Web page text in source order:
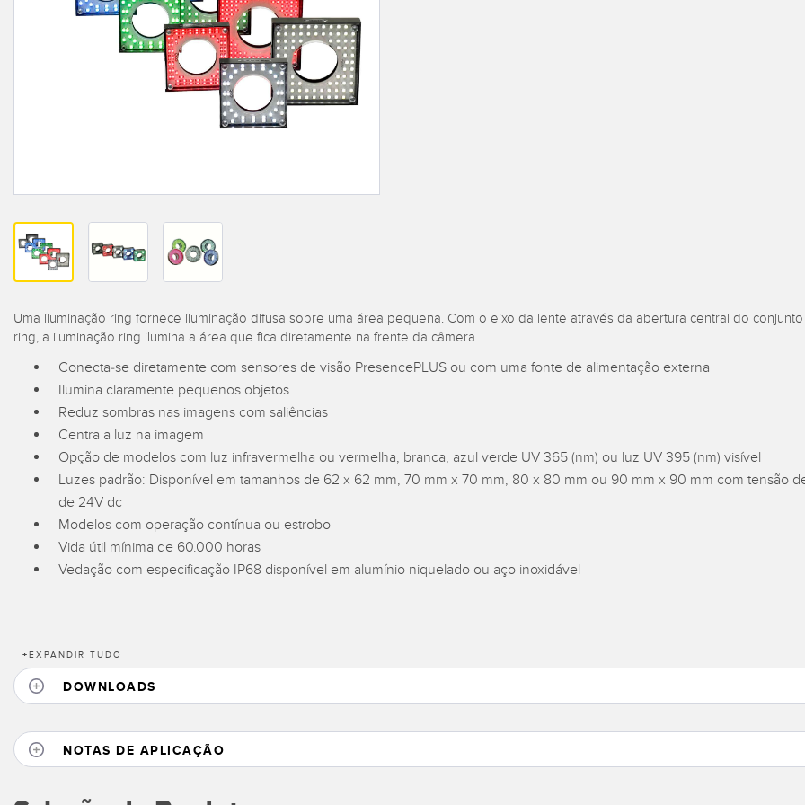
BARCODE & VISION
I/O REMOTAS
CONNECTIVITY
MONITORING SOLUTIONS
SNAP SIGNAL
ACESSÓRIOS E PRODUTOS
RELACIONADOS
PRODUTOS BANNER
TECHNOLOGIES
Condition Monitoring
Sensors
Cabos
ILUMINAÇÃO INDUSTRIAL
INDICAÇÃO DE STATUS
MEDIÇÃO E INSPEÇÃO
CONTROLE DE QUALIDADE
MAINTENANCE
RADAR APPLICATIONS
Effectiveness (OEE)
Uma iluminação ring fornece iluminação difusa sobre uma área pequena. Com o eixo da lente através da abertura central do
ring, a iluminação ring ilumina a área que fica diretamente na frente da câmera.
Conecta-se diretamente com sensores de visão PresencePLUS ou com uma fonte de alimentação externa
Ilumina claramente pequenos objetos
Reduz sombras nas imagens com saliências
Centra a luz na imagem
Opção de modelos com luz infravermelha ou vermelha, branca, azul verde UV 365 (nm) ou luz UV 395 (nm) visível
Luzes padrão: Disponível em tamanhos de 62 x 62 mm, 70 mm x 70 mm, 80 x 80 mm ou 90 mm x 90 mm com tensão
de 24V dc
Modelos com operação contínua ou estrobo
Vida útil mínima de 60.000 horas
Vedação com especificação IP68 disponível em alumínio niquelado ou aço inoxidável
+ EXPANDIR TUDO
DOWNLOADS
NOTAS DE APLICAÇÃO